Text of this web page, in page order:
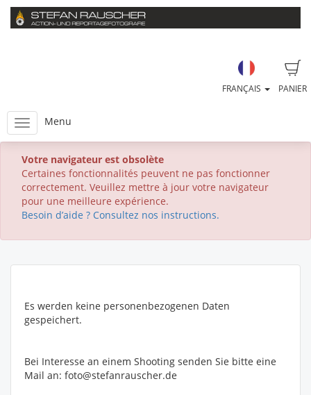
PANIER
FRANÇAIS
Menu
Votre navigateur est obsolète
Certaines fonctionnalités peuvent ne pas fonctionner
correctement. Veuillez mettre à jour votre navigateur
pour une meilleure expérience.
Besoin d’aide ? Consultez nos instructions.
Es werden keine personenbezogenen Daten
gespeichert.
Bei Interesse an einem Shooting senden Sie bitte eine
Mail an: foto@stefanrauscher.de